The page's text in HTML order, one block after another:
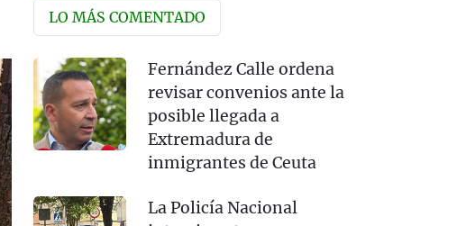
LO MÁS COMENTADO
Fernández Calle ordena
revisar convenios ante la
posible llegada a
Extremadura de
inmigrantes de Ceuta
La Policía Nacional